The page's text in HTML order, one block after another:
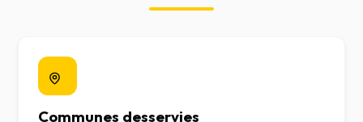
Communes desservies